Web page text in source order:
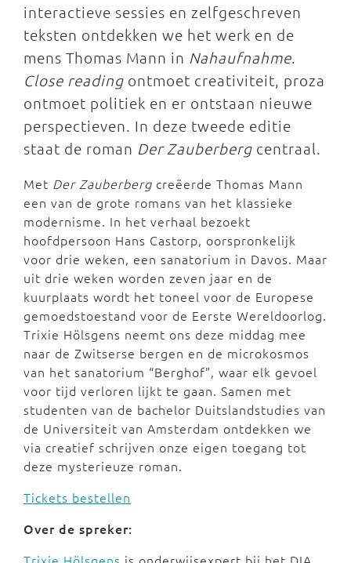
interactieve sessies en zelfgeschreven
teksten ontdekken we het werk en de
mens Thomas Mann in Nahaufnahme.
Close reading ontmoet creativiteit, proza
ontmoet politiek en er ontstaan nieuwe
perspectieven. In deze tweede editie
staat de roman Der Zauberberg centraal.
Met Der Zauberberg creëerde Thomas Mann
een van de grote romans van het klassieke
modernisme. In het verhaal bezoekt
hoofdpersoon Hans Castorp, oorspronkelijk
voor drie weken, een sanatorium in Davos. Maar
uit drie weken worden zeven jaar en de
kuurplaats wordt het toneel voor de Europese
gemoedstoestand voor de Eerste Wereldoorlog.
Trixie Hölsgens neemt ons deze middag mee
naar de Zwitserse bergen en de microkosmos
van het sanatorium “Berghof”, waar elk gevoel
voor tijd verloren lijkt te gaan. Samen met
studenten van de bachelor Duitslandstudies van
de Universiteit van Amsterdam ontdekken we
via creatief schrijven onze eigen toegang tot
deze mysterieuze roman.
Tickets bestellen
Over de spreker: